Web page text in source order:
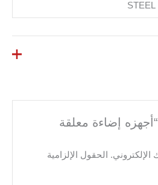
STEEL
إضاءة معلقة
الإلكتروني.
الحقول الإلزامية